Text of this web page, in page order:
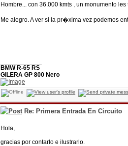
Hombre... con 36.000 kmts , un monumento
Me alegro. A ver si la pr�xima vez podemos
BMW R-65 RS
GILERA GP 800 Nero
Re: Primera Entrada En Circuito
Hola,
gracias por contarlo e ilustrarlo.